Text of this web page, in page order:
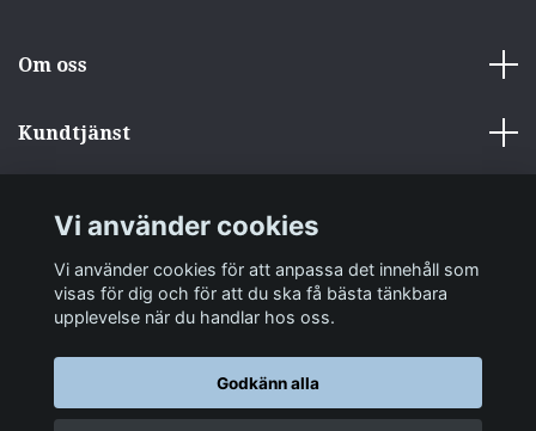
Om oss
Kundtjänst
Sociala medier
Vi använder cookies
Vi använder cookies för att anpassa det innehåll som
visas för dig och för att du ska få bästa tänkbara
upplevelse när du handlar hos oss.
Godkänn alla